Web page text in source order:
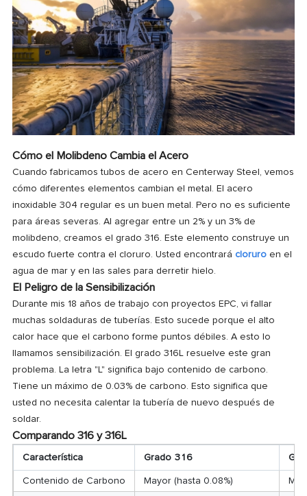
Cómo el Molibdeno Cambia el Acero
Cuando fabricamos tubos de acero en Centerway Steel, vemos
cómo diferentes elementos cambian el metal. El acero
inoxidable 304 regular es un buen metal. Pero no es suficiente
para áreas severas. Al agregar entre un 2% y un 3% de
molibdeno, creamos el grado 316. Este elemento construye un
escudo fuerte contra el cloruro. Usted encontrará cloruroen el
agua de mar y en las sales para derretir hielo.
El Peligro de la Sensibilización
Durante mis 18 años de trabajo con proyectos EPC, vi fallar
muchas soldaduras de tuberías. Esto sucede porque el alto
calor hace que el carbono forme puntos débiles. A esto lo
llamamos sensibilización. El grado 316L resuelve este gran
problema. La letra "L" significa bajo contenido de carbono.
Tiene un máximo de 0.03% de carbono. Esto significa que
usted no necesita calentar la tubería de nuevo después de
soldar.
Comparando 316 y 316L
Característica Grado 316
Contenido de Carbono Mayor (hasta 0.08%)